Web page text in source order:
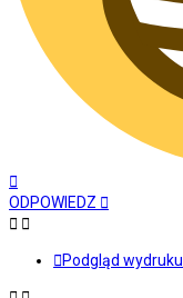
górę
ODPOWIEDZ
Podgląd wydruku